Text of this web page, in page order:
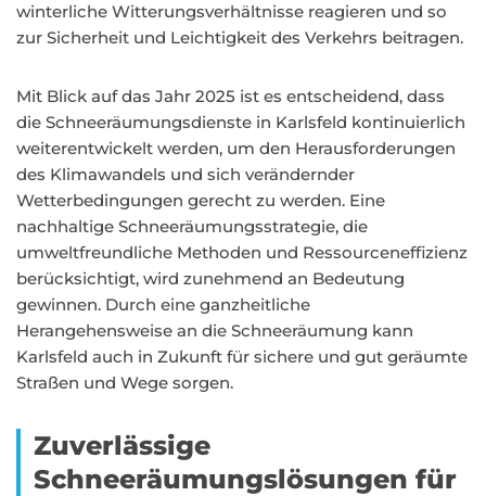
winterliche Witterungsverhältnisse reagieren und so
zur Sicherheit und Leichtigkeit des Verkehrs beitragen.
Mit Blick auf das Jahr 2025 ist es entscheidend, dass
die Schneeräumungsdienste in Karlsfeld kontinuierlich
weiterentwickelt werden, um den Herausforderungen
des Klimawandels und sich verändernder
Wetterbedingungen gerecht zu werden. Eine
nachhaltige Schneeräumungsstrategie, die
umweltfreundliche Methoden und Ressourceneffizienz
berücksichtigt, wird zunehmend an Bedeutung
gewinnen. Durch eine ganzheitliche
Herangehensweise an die Schneeräumung kann
Karlsfeld auch in Zukunft für sichere und gut geräumte
Straßen und Wege sorgen.
Zuverlässige
Schneeräumungslösungen für